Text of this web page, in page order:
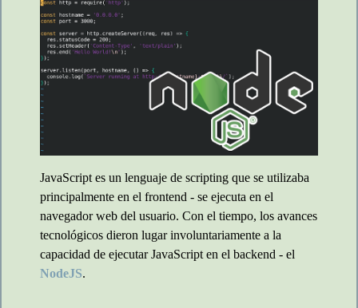
JavaScript es un lenguaje de scripting que se utilizaba
principalmente en el frontend - se ejecuta en el
navegador web del usuario. Con el tiempo, los avances
tecnológicos dieron lugar involuntariamente a la
capacidad de ejecutar JavaScript en el backend - el
NodeJS.